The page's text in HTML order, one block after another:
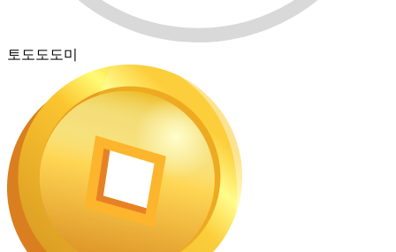
토도도도미